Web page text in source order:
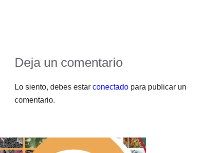
Deja un comentario
Lo siento, debes estar conectado para publicar un
comentario.